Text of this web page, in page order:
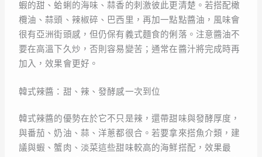
蝦的甜、蛤蜊的海味、蒜香的刺激彼此更清楚。若搭配橄
欖油、蒜頭、辣椒碎、巴西里，再加一點點醬油，風味會
很有亞洲街頭感，但仍保有義式麵食的俐落。注意醬油不
要在高溫下久炒，否則容易變苦；通常在醬汁將完成時再
加入，效果會更好。
韓式辣醬：甜、辣、發酵感一次到位
韓式辣醬的優勢在於它不只是辣，還帶甜味與發酵厚度，
與番茄、奶油、蒜、洋蔥都很合。若要拿來搭魚介類，建
議與蝦、蟹肉、淡菜這些甜味較高的海鮮搭配，效果最